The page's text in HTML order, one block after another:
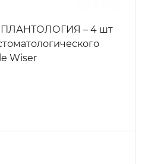
– 4 шт
Wiser